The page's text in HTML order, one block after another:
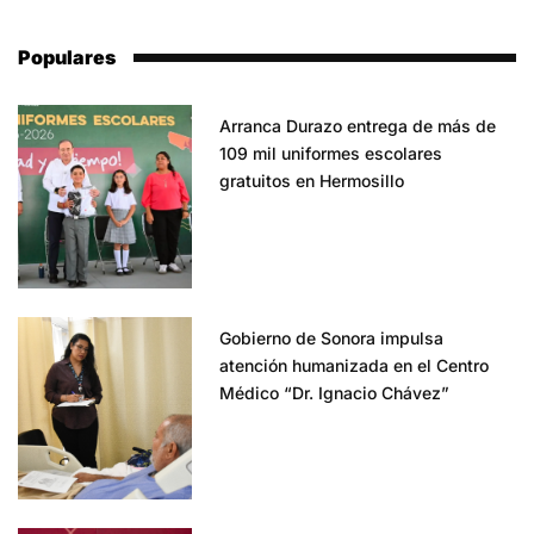
Populares
Arranca Durazo entrega de más de
109 mil uniformes escolares
gratuitos en Hermosillo
Gobierno de Sonora impulsa
atención humanizada en el Centro
Médico “Dr. Ignacio Chávez”